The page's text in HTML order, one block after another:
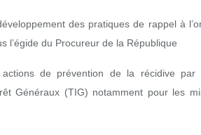
des pratiques de rappel à
l’égide du Procureur de la République
actions de prévention de la récidive par
Généraux (TIG) notamment pour les